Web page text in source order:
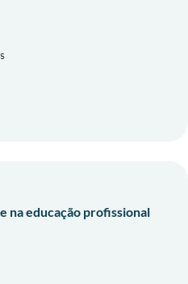
na educação profissional